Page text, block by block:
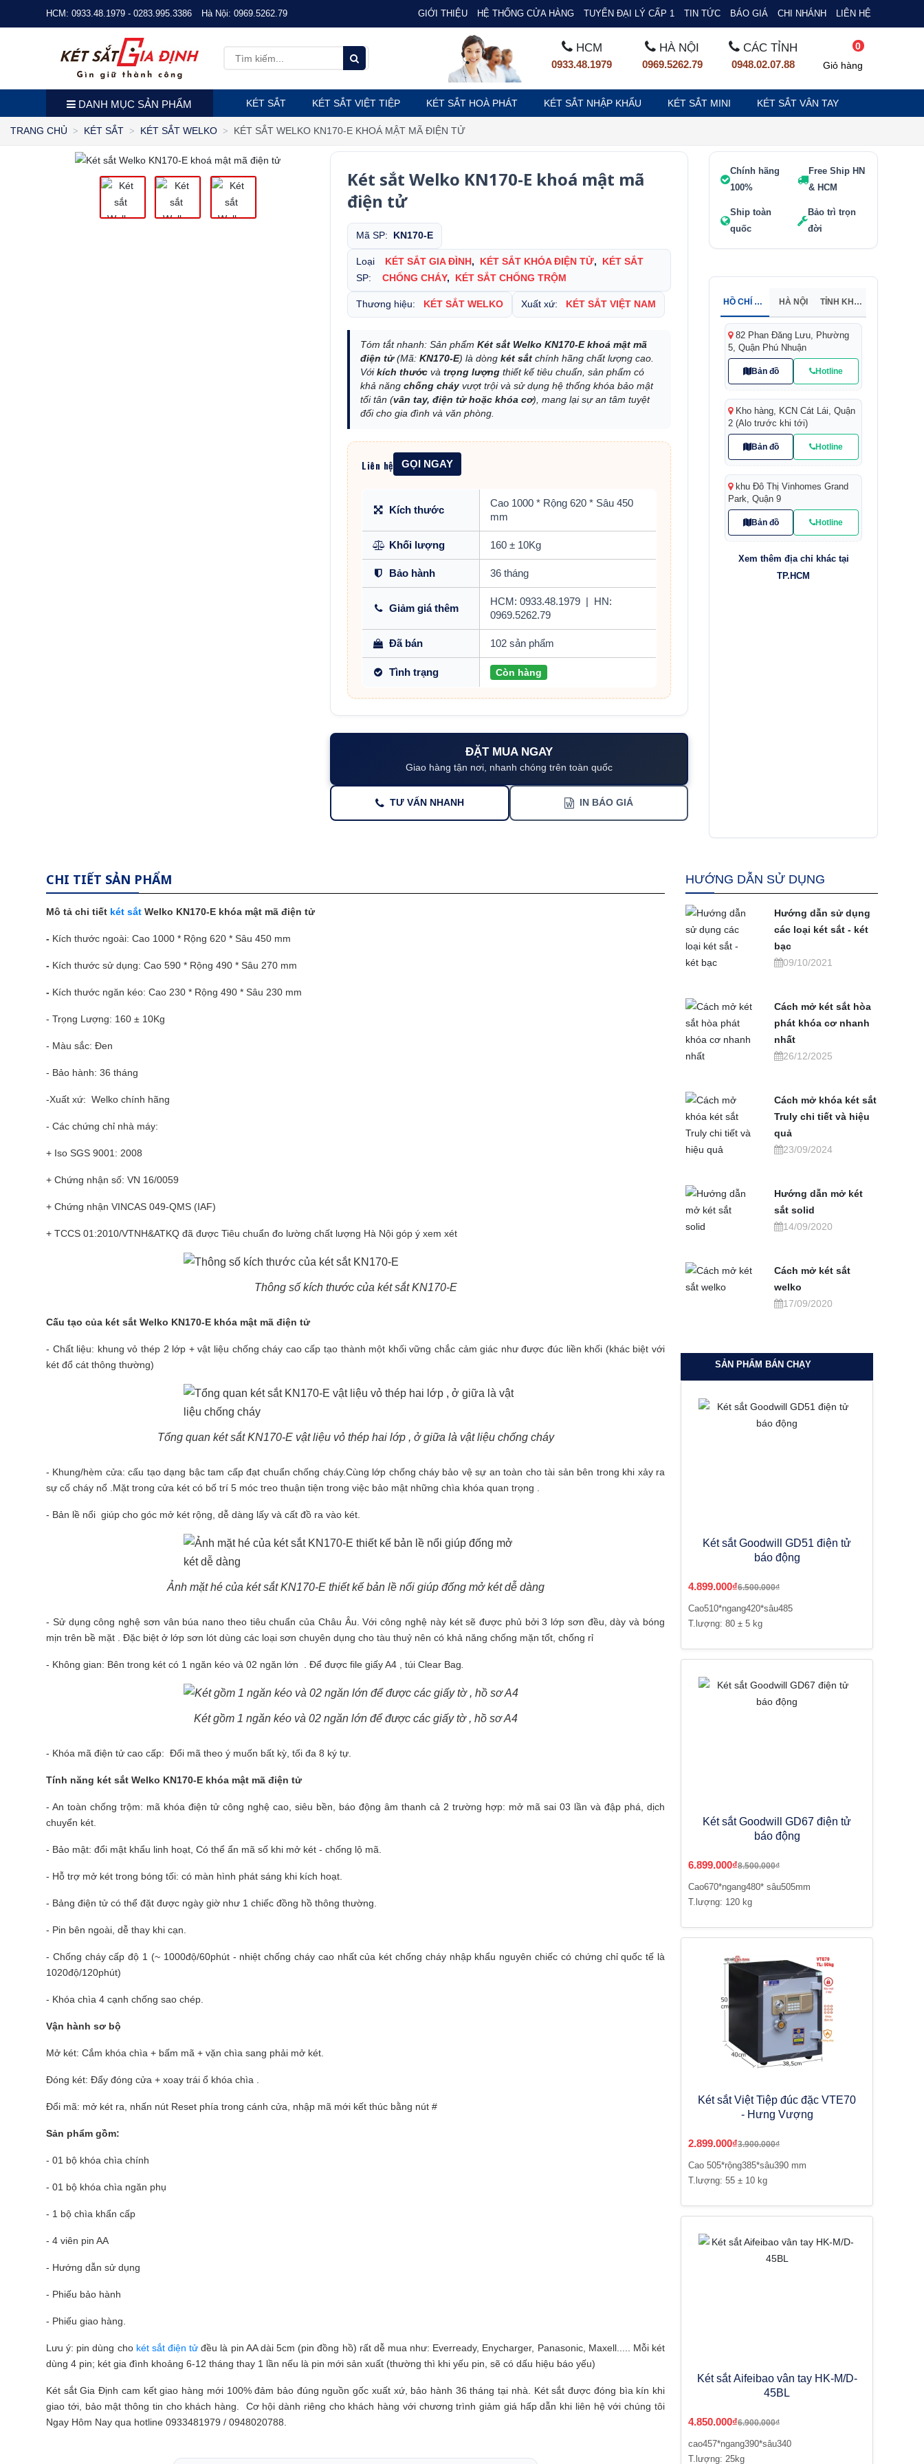
HCM: 0933.48.1979 - 0283.995.3386 Hà Nội: 0969.5262.79 GIỚI THIỆU HỆ THỐNG CỬA HÀNG TUYỂN ĐẠI LÝ CẤP 1 TIN TỨC BÁO GIÁ CHI NHÁNH LIÊN HỆ
HCM
0933.48.1979
HÀ NỘI
0969.5262.79
CÁC TỈNH
0948.02.07.88
0
Giỏ hàng
DANH MỤC SẢN PHẨM KÉT SẮT KÉT SẮT VIỆT TIỆP KÉT SẮT HOÀ PHÁT KÉT SẮT NHẬP KHẨU KÉT SẮT MINI KÉT SẮT VÂN TAY
TRANG CHỦ KÉT SẮT KÉT SẮT WELKO KÉT SẮT WELKO KN170-E KHOÁ MẬT MÃ ĐIỆN TỬ
Két sắt Welko KN170-E khoá mật mã
điện tử
Mã SP: KN170-E
Loại
SP:
KÉT SẮT GIA ĐÌNH , KÉT SẮT KHÓA ĐIỆN TỬ,
KÉT SẮT
CHỐNG CHÁY, KÉT SẮT CHỐNG TRỘM
Thương hiệu: KÉT SẮT WELKO Xuất xứ: KÉT SẮT VIỆT NAM
Tóm tắt nhanh: Sản phẩmKét sắt Welko KN170-E khoá mật mã
điện tử(Mã:KN170-E) là dòngkét sắt chính hãng chất lượng cao.
Vớikích thước vàtrọng lượng thiết kế tiêu chuẩn, sản phẩm có
khả năngchống cháy vượt trội và sử dụng hệ thống khóa bảo mật
tối tân (vân tay, điện tử hoặc khóa cơ), mang lại sự an tâm tuyệt
đối cho gia đình và văn phòng.
Liên hệ GỌI NGAY
Kích thước
Cao 1000 * Rộng 620 * Sâu 450
mm
Khối lượng 160 ± 10Kg
Bảo hành 36 tháng
Giảm giá thêm
HCM: 0933.48.1979
HN:
0969.5262.79
Đã bán 102 sản phẩm
Tình trạng Còn hàng
ĐẶT MUA NGAY
Giao hàng tận nơi, nhanh chóng trên toàn quốc
TƯ VẤN NHANH IN BÁO GIÁ
Chính hãng
100%
Free Ship HN
& HCM
Ship toàn
quốc
Bảo trì trọn
đời
HỒ CHÍ MINH HÀ NỘI TỈNH KHÁC
82 Phan Đăng Lưu, Phường
5, Quận Phú Nhuận
Bản đồ Hotline
Kho hàng, KCN Cát Lái, Quận
2 (Alo trước khi tới)
Bản đồ Hotline
khu Đô Thị Vinhomes Grand
Park, Quận 9
Bản đồ Hotline
Xem thêm địa chỉ khác tại
TP.HCM
CHI TIẾT SẢN PHẨM
Mô tả chi tiết két sắt Welko KN170-E khóa mật mã điện tử
- Kích thước ngoài: Cao 1000 * Rộng 620 * Sâu 450 mm
- Kích thước sử dụng: Cao 590 * Rộng 490 * Sâu 270 mm
- Kích thước ngăn kéo: Cao 230 * Rộng 490 * Sâu 230 mm
- Trọng Lượng: 160 ± 10Kg
- Màu sắc: Đen
- Bảo hành: 36 tháng
-Xuất xứ: Welko chính hãng
- Các chứng chỉ nhà máy:
+ Iso SGS 9001: 2008
+ Chứng nhận số: VN 16/0059
+ Chứng nhận VINCAS 049-QMS (IAF)
+ TCCS 01:2010/VTNH&ATKQ đã được Tiêu chuẩn đo lường chất lượng Hà Nội góp ý xem xét
Thông số kích thước của két sắt KN170-E
Cấu tạo của két sắt Welko KN170-E khóa mật mã điện tử
- Chất liệu: khung vỏ thép 2 lớp + vật liệu chống cháy cao cấp tạo thành một khối vững chắc cảm giác như được đúc liền khối (khác biệt với
két đổ cát thông thường)
Tổng quan két sắt KN170-E vật liệu vỏ thép hai lớp , ở giữa là vật liệu chống cháy
- Khung/hèm cửa: cấu tạo dạng bậc tam cấp đạt chuẩn chống cháy.Cùng lớp chống cháy bảo vệ sự an toàn cho tài sản bên trong khi xảy ra
sự cố cháy nổ .Mặt trong cửa két có bố trí 5 móc treo thuận tiện trong việc bảo mật những chìa khóa quan trọng .
- Bản lề nổi giúp cho góc mở két rộng, dễ dàng lấy và cất đồ ra vào két.
Ảnh mặt hé của két sắt KN170-E thiết kế bản lề nổi giúp đống mở két dễ dàng
- Sử dụng công nghệ sơn vân búa nano theo tiêu chuẩn của Châu Âu. Với công nghệ này két sẽ được phủ bởi 3 lớp sơn đều, dày và bóng
mịn trên bề mặt . Đặc biệt ở lớp sơn lót dùng các loại sơn chuyên dụng cho tàu thuỷ nên có khả năng chống mặn tốt, chống rỉ
- Không gian: Bên trong két có 1 ngăn kéo và 02 ngăn lớn . Để được file giấy A4 , túi Clear Bag
Két gồm 1 ngăn kéo và 02 ngăn lớn để được các giấy tờ , hồ sơ A4
- Khóa mã điện tử cao cấp: Đổi mã theo ý muốn bất kỳ, tối đa 8 ký tự.
Tính năng két sắt Welko KN170-E khóa mật mã điện tử
- An toàn chống trộm: mã khóa điện tử công nghệ cao, siêu bền, báo động âm thanh cả 2 trường hợp: mở mã sai 03 lần và đập phá, dịch
chuyển két.
- Bảo mật: đổi mật khẩu linh hoạt, Có thể ẩn mã số khi mở két - chống lộ mã.
- Hỗ trợ mở két trong bóng tối: có màn hình phát sáng khi kích hoạt.
- Bảng điện tử có thể đặt được ngày giờ như 1 chiếc đồng hồ thông thường.
- Pin bên ngoài, dễ thay khi cạn.
- Chống cháy cấp độ 1 (~ 1000độ/60phút - nhiệt chống cháy cao nhất của két chống cháy nhập khẩu nguyên chiếc có chứng chỉ quốc tế là
1020độ/120phút)
- Khóa chìa 4 cạnh chống sao chép.
Vận hành sơ bộ
Mở két: Cắm khóa chìa + bấm mã + vặn chìa sang phải mở két.
Đóng két: Đẩy đóng cửa + xoay trái ổ khóa chìa .
Đổi mã: mở két ra, nhấn nút Reset phía trong cánh cửa, nhập mã mới kết thúc bằng nút #
Sản phẩm gồm:
- 01 bộ khóa chìa chính
- 01 bộ khóa chìa ngăn phụ
- 1 bộ chìa khẩn cấp
- 4 viên pin AA
- Hướng dẫn sử dụng
- Phiếu bảo hành
- Phiếu giao hàng.
Lưu ý: pin dùng cho két sắt điện tử đều là pin AA dài 5cm (pin đồng hồ) rất dễ mua như: Everready, Enycharger, Panasonic, Maxell..... Mỗi két
dùng 4 pin; két gia đình khoảng 6-12 tháng thay 1 lần nếu là pin mới sản xuất (thường thì khi yếu pin, sẽ có dấu hiệu báo yếu)
Két sắt Gia Định cam kết giao hàng mới 100% đảm bảo đúng nguồn gốc xuất xứ, bảo hành 36 tháng tại nhà. Két sắt được đóng bìa kín khi
giao tới, bảo mật thông tin cho khách hàng. Cơ hội dành riêng cho khách hàng với chương trình giảm giá hấp dẫn khi liên hệ với chúng tôi
Ngay Hôm Nay qua hotline 0933481979 / 0948020788.
HƯỚNG DẪN SỬ DỤNG
Hướng dẫn sử dụng
các loại két sắt - két
bạc
09/10/2021
Cách mở két sắt hòa
phát khóa cơ nhanh
nhất
26/12/2025
Cách mở khóa két sắt
Truly chi tiết và hiệu
quả
23/09/2024
Hướng dẫn mở két
sắt solid
14/09/2020
Cách mở két sắt
welko
17/09/2020
SẢN PHẨM BÁN CHẠY
Két sắt Goodwill GD51 điện tử
báo động
4.899.000₫6.500.000₫
Cao510*ngang420*sâu485
T.lượng: 80 ± 5 kg
Két sắt Goodwill GD67 điện tử
báo động
6.899.000₫8.500.000₫
Cao670*ngang480* sâu505mm
T.lượng: 120 kg
Két sắt Việt Tiệp đúc đặc VTE70
- Hưng Vượng
2.899.000₫3.900.000₫
Cao 505*rộng385*sâu390 mm
T.lượng: 55 ± 10 kg
Két sắt Aifeibao vân tay HK-M/D-
45BL
4.850.000₫6.900.000₫
cao457*ngang390*sâu340
T.lượng: 25kg